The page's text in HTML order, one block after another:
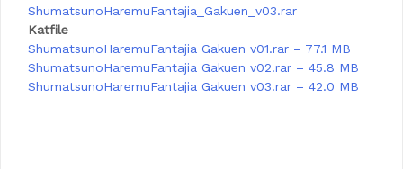
ShumatsunoHaremuFantajia_Gakuen_v03.rar
Katfile
ShumatsunoHaremuFantajia Gakuen v01.rar – 77.1 MB
ShumatsunoHaremuFantajia Gakuen v02.rar – 45.8 MB
ShumatsunoHaremuFantajia Gakuen v03.rar – 42.0 MB